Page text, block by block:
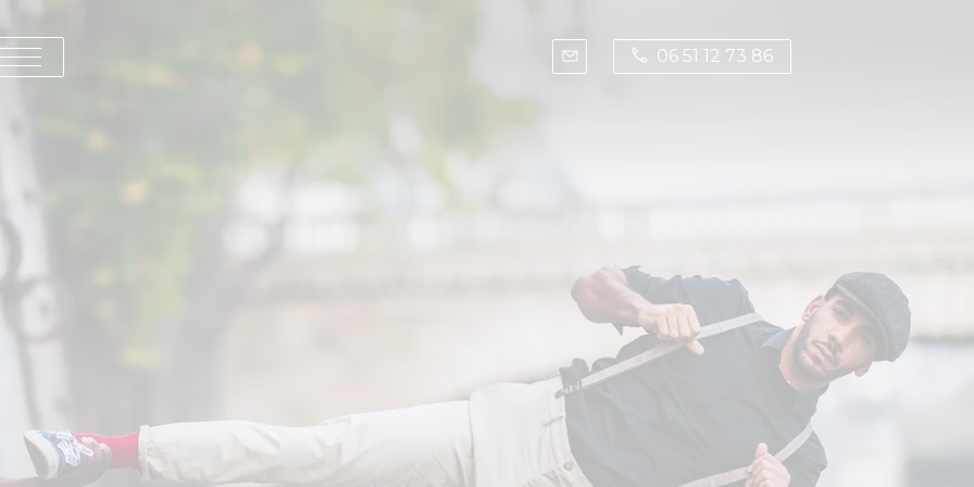
06 51 12 73 86